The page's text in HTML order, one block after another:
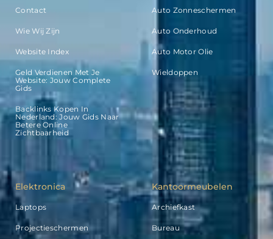
Contact
Wie Wij Zijn
Website Index
Geld Verdienen Met Je
Website: Jouw Complete
Gids
Backlinks Kopen In
Nederland: Jouw Gids Naar
Betere Online
Zichtbaarheid
Auto Zonneschermen
Auto Onderhoud
Auto Motor Olie
Wieldoppen
Elektronica
Laptops
Projectieschermen
Kantoormeubelen
Archiefkast
Bureau